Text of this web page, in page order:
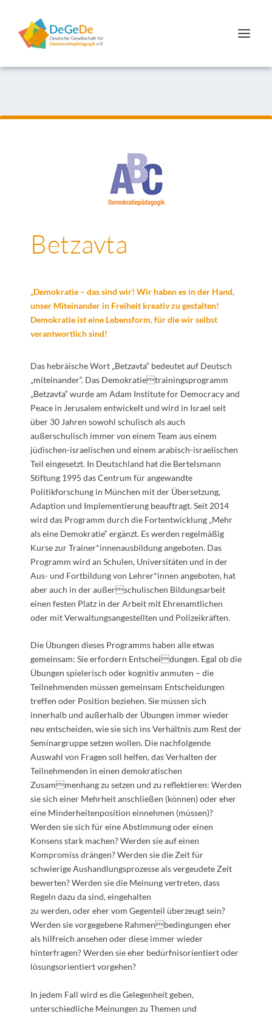
Betzavta
„Demokratie – das sind wir! Wir haben es in der Hand,
unser Miteinander in Freiheit kreativ zu gestalten!
Demokratie ist eine Lebensform, für die wir selbst
verantwortlich sind!
Das hebräische Wort „Betzavta“ bedeutet auf Deutsch
„miteinander“. Das Demokratietrainingsprogramm
„Betzavta“ wurde am Adam Institute for Democracy and
Peace in Jerusalem entwickelt und wird in Israel seit
über 30 Jahren sowohl schulisch als auch
außerschulisch immer von einem Team aus einem
jüdischen-israelischen und einem arabisch-israelischen
Teil eingesetzt. In Deutschland hat die Bertelsmann
Stiftung 1995 das Centrum für angewandte
Politikforschung in München mit der Übersetzung,
Adaption und Implementierung beauftragt. Seit 2014
wird das Programm durch die Fortentwicklung „Mehr
als eine Demokratie“ ergänzt. Es werden regelmäßig
Kurse zur Trainer*innenausbildung angeboten. Das
Programm wird an Schulen, Universitäten und in der
Aus- und Fortbildung von Lehrer*innen angeboten, hat
aber auch in der außerschulischen Bildungsarbeit
einen festen Platz in der Arbeit mit Ehrenamtlichen
oder mit Verwaltungsangestellten und Polizeikräften.
Die Übungen dieses Programms haben alle etwas
gemeinsam: Sie erfordern Entscheidungen. Egal ob die
Übungen spielerisch oder kognitiv anmuten – die
Teilnehmenden müssen gemeinsam Entscheidungen
treffen oder Position beziehen. Sie müssen sich
innerhalb und außerhalb der Übungen immer wieder
neu entscheiden, wie sie sich ins Verhältnis zum Rest der
Seminargruppe setzen wollen. Die nachfolgende
Auswahl von Fragen soll helfen, das Verhalten der
Teilnehmenden in einen demokratischen
Zusammenhang zu setzen und zu reflektieren: Werden
sie sich einer Mehrheit anschließen (können) oder eher
eine Minderheitenposition einnehmen (müssen)?
Werden sie sich für eine Abstimmung oder einen
Konsens stark machen? Werden sie auf einen
Kompromiss drängen? Werden sie die Zeit für
schwierige Aushandlungsprozesse als vergeudete Zeit
bewerten? Werden sie die Meinung vertreten, dass
Regeln dazu da sind, eingehalten
zu werden, oder eher vom Gegenteil überzeugt sein?
Werden sie vorgegebene Rahmenbedingungen eher
als hilfreich ansehen oder diese immer wieder
hinterfragen? Werden sie eher bedürfnisorientiert oder
lösungsorientiert vorgehen?
In jedem Fall wird es die Gelegenheit geben,
unterschiedliche Meinungen zu Themen und